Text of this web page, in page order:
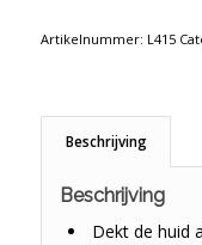
Artikelnummer: L415
Beschrijving
Beschrijving
Dekt de huid